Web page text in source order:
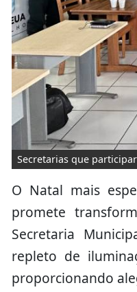
Secretarias que
O Natal mais
promete
Secretaria
repleto de
proporcionando